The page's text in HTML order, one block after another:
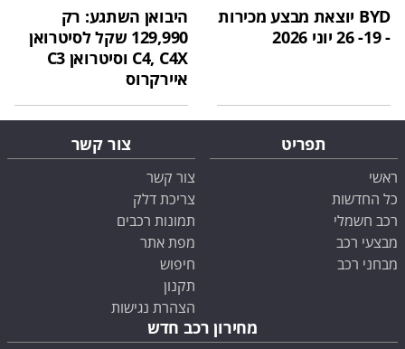
BYD יוצאת מבצע מכירות
- 19- 26 יוני 2026
היבואן השתגע: רק
129,990 שקל לסיטרואן
C4, C4X וסיטרואן C3
איירקרוס
תפריט
ראשי
כל החדשות
רכב חשמלי
מבצעי רכב
מבחני רכב
צור קשר
צור קשר
צריכת דלק
תמונות רכבים
מפת אתר
חיפוש
תקנון
הצהרת נגישות
מחירון רכב חדש